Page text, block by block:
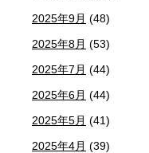
2025年9月 (48)
2025年8月 (53)
2025年7月 (44)
2025年6月 (44)
2025年5月 (41)
2025年4月 (39)